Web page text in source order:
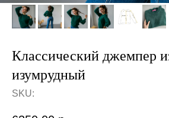
Классический джемпер
изумрудный
SKU: